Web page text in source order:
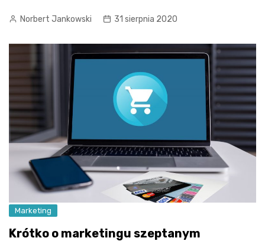
Norbert Jankowski 31 sierpnia 2020
Marketing
Krótko o marketingu szeptanym